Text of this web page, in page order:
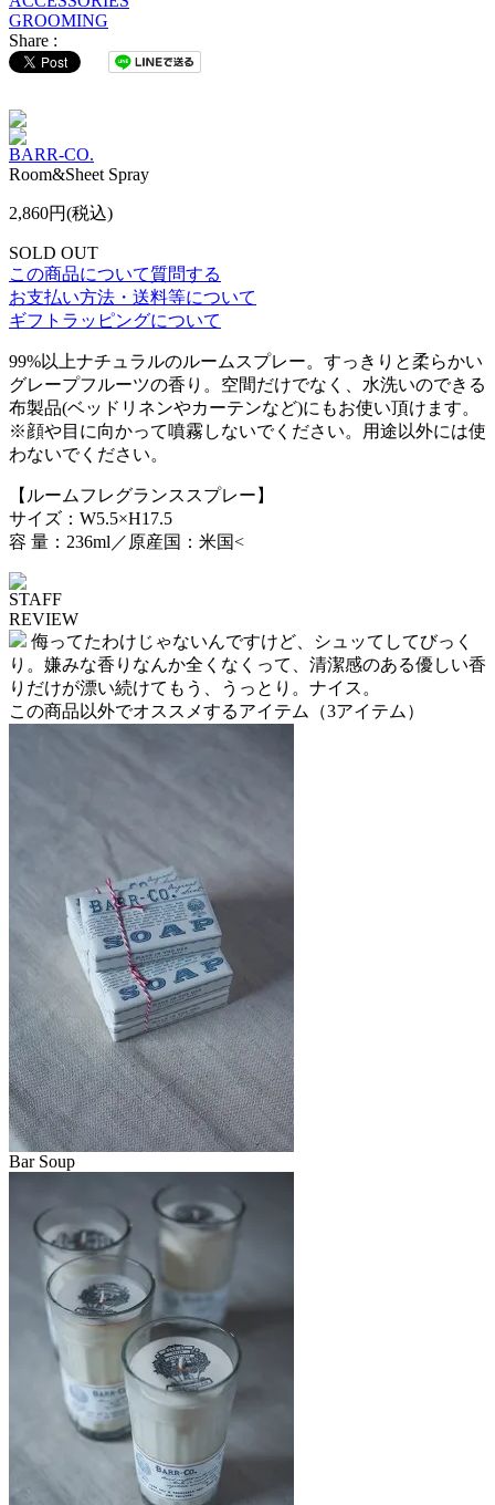
GROOMING
Share :
BARR-CO.
Room&Sheet Spray
2,860円(税込)
SOLD OUT
この商品について質問する
お支払い方法・送料等について
ギフトラッピングについて
99%以上ナチュラルのルームスプレー。すっきりと柔らかい
グレープフルーツの香り。空間だけでなく、水洗いのできる
布製品(ベッドリネンやカーテンなど)にもお使い頂けます。
※顔や目に向かって噴霧しないでください。用途以外には使
わないでください。
【ルームフレグランススプレー】
サイズ：W5.5×H17.5
容 量：236ml／原産国：米国<
STAFF
REVIEW
侮ってたわけじゃないんですけど、シュッてしてびっく
り。嫌みな香りなんか全くなくって、清潔感のある優しい香
りだけが漂い続けてもう、うっとり。ナイス。
この商品以外でオススメするアイテム
（3アイテム）
Bar Soup